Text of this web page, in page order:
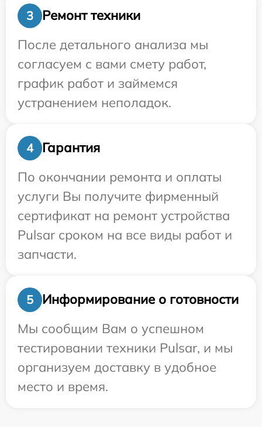
3
Ремонт техники
После детального анализа мы
согласуем с вами смету работ,
график работ и займемся
устранением неполадок.
4
Гарантия
По окончании ремонта и оплаты
услуги Вы получите фирменный
сертификат на ремонт устройства
Pulsar сроком на все виды работ и
запчасти.
5
Информирование о готовности
Мы сообщим Вам о успешном
тестировании техники Pulsar, и мы
организуем доставку в удобное
место и время.